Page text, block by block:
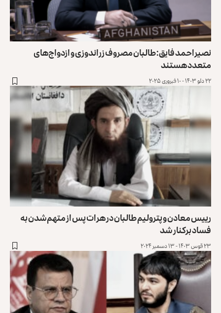
نصیراحمد فایق: طالبان مصروف زراندوزی ‌و ازدواج‌های
متعدد هستند
۲۲ دلو ۱۴۰۳ - ۱۰ فبروری ۲۰۲۵
رییس معادن و پترولیم طالبان در هرات پس از متهم‌شدن به
فساد برکنار شد
۲۳ قوس ۱۴۰۳ - ۱۳ دسمبر ۲۰۲۴